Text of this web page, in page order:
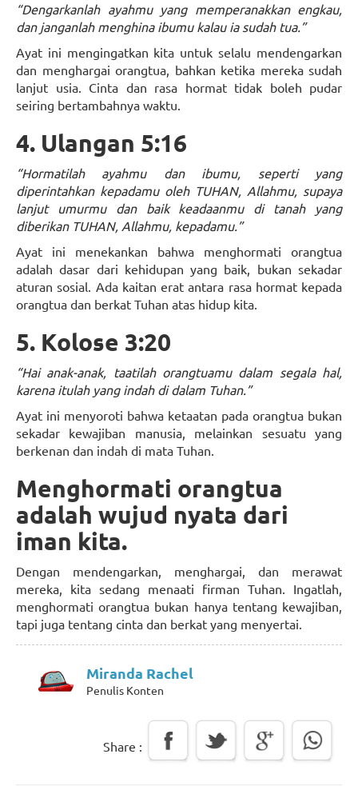
“Dengarkanlah ayahmu yang memperanakkan engkau,
dan janganlah menghina ibumu kalau ia sudah tua.”
Ayat ini mengingatkan kita untuk selalu mendengarkan
dan menghargai orangtua, bahkan ketika mereka sudah
lanjut usia. Cinta dan rasa hormat tidak boleh pudar
seiring bertambahnya waktu.
4. Ulangan 5:16
“Hormatilah ayahmu dan ibumu, seperti yang
diperintahkan kepadamu oleh TUHAN, Allahmu, supaya
lanjut umurmu dan baik keadaanmu di tanah yang
diberikan TUHAN, Allahmu, kepadamu.”
Ayat ini menekankan bahwa menghormati orangtua
adalah dasar dari kehidupan yang baik, bukan sekadar
aturan sosial. Ada kaitan erat antara rasa hormat kepada
orangtua dan berkat Tuhan atas hidup kita.
5. Kolose 3:20
“Hai anak-anak, taatilah orangtuamu dalam segala hal,
karena itulah yang indah di dalam Tuhan.”
Ayat ini menyoroti bahwa ketaatan pada orangtua bukan
sekadar kewajiban manusia, melainkan sesuatu yang
berkenan dan indah di mata Tuhan.
Menghormati orangtua
adalah wujud nyata dari
iman kita.
Dengan mendengarkan, menghargai, dan merawat
mereka, kita sedang menaati firman Tuhan. Ingatlah,
menghormati orangtua bukan hanya tentang kewajiban,
tapi juga tentang cinta dan berkat yang menyertai.
Miranda Rachel
Penulis Konten
Share :